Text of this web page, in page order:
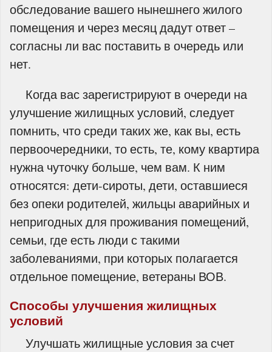
обследование вашего нынешнего жилого
помещения и через месяц дадут ответ –
согласны ли вас поставить в очередь или
нет.
Когда вас зарегистрируют в очереди на
улучшение жилищных условий, следует
помнить, что среди таких же, как вы, есть
первоочередники, то есть, те, кому квартира
нужна чуточку больше, чем вам. К ним
относятся: дети-сироты, дети, оставшиеся
без опеки родителей, жильцы аварийных и
непригодных для проживания помещений,
семьи, где есть люди с такими
заболеваниями, при которых полагается
отдельное помещение, ветераны ВОВ.
Способы улучшения жилищных
условий
Улучшать жилищные условия за счет